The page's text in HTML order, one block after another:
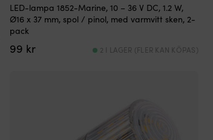
LED-lampa 1852-Marine, 10 – 36 V DC, 1.2 W,
Ø16 x 37 mm, spol / pinol, med varmvitt sken, 2-
pack
99 kr 2 I LAGER (FLER KAN KÖPAS)